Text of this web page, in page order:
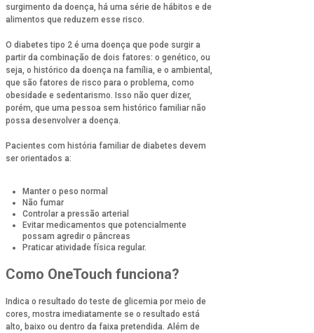
surgimento da doença, há uma série de hábitos e de
alimentos que reduzem esse risco.
O diabetes tipo 2 é uma doença que pode surgir a
partir da combinação de dois fatores: o genético, ou
seja, o histórico da doença na família, e o ambiental,
que são fatores de risco para o problema, como
obesidade e sedentarismo. Isso não quer dizer,
porém, que uma pessoa sem histórico familiar não
possa desenvolver a doença.
Pacientes com história familiar de diabetes devem
ser orientados a:
Manter o peso normal
Não fumar
Controlar a pressão arterial
Evitar medicamentos que potencialmente
possam agredir o pâncreas
Praticar atividade física regular.
Como OneTouch funciona?
Indica o resultado do teste de glicemia por meio de
cores, mostra imediatamente se o resultado está
alto, baixo ou dentro da faixa pretendida. Além de